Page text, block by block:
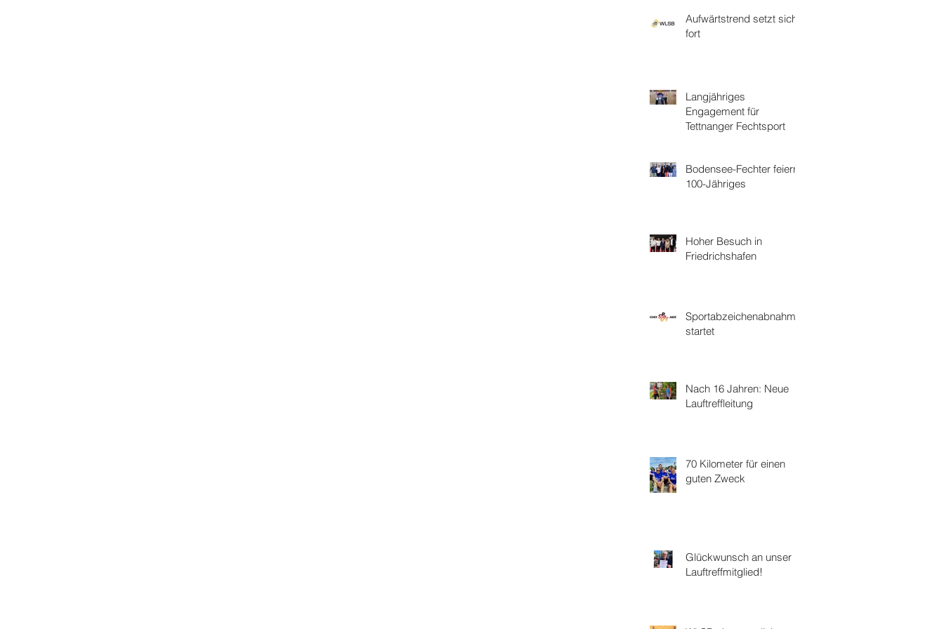
Aufwärtstrend setzt sich
fort
Langjähriges
Engagement für
Tettnanger Fechtsport
Bodensee-Fechter feiern
100-Jähriges
Hoher Besuch in
Friedrichshafen
Sportabzeichenabnahme
startet
Nach 16 Jahren: Neue
Lauftreffleitung
70 Kilometer für einen
guten Zweck
Glückwunsch an unser
Lauftreffmitglied!